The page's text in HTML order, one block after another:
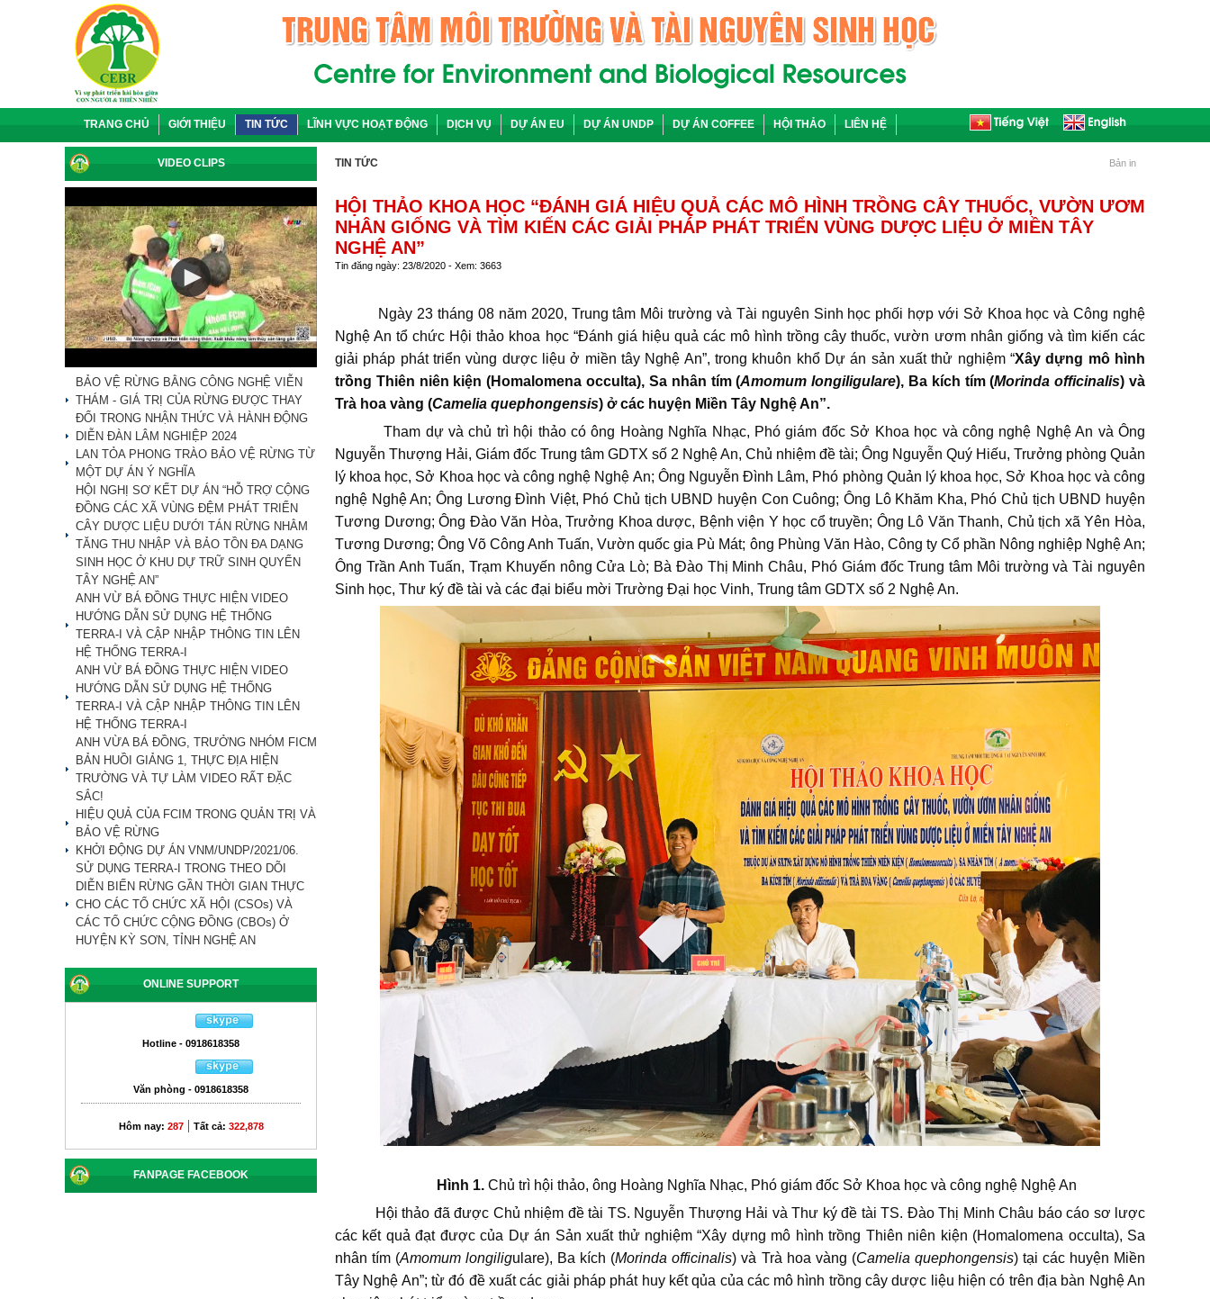
TRANG CHỦ GIỚI THIỆU TIN TỨC LĨNH VỰC HOẠT ĐỘNG DỊCH VỤ DỰ ÁN EU DỰ ÁN UNDP DỰ ÁN COFFEE HỘI THẢO LIÊN HỆ
VIDEO CLIPS
BẢO VỆ RỪNG BẰNG CÔNG NGHỆ VIỄN
THÁM - GIÁ TRỊ CỦA RỪNG ĐƯỢC THAY
ĐỔI TRONG NHẬN THỨC VÀ HÀNH ĐỘNG
DIỄN ĐÀN LÂM NGHIỆP 2024
LAN TỎA PHONG TRÀO BẢO VỆ RỪNG TỪ
MỘT DỰ ÁN Ý NGHĨA
HỘI NGHỊ SƠ KẾT DỰ ÁN “HỖ TRỢ CỘNG
ĐỒNG CÁC XÃ VÙNG ĐỆM PHÁT TRIỂN
CÂY DƯỢC LIỆU DƯỚI TÁN RỪNG NHẰM
TĂNG THU NHẬP VÀ BẢO TỒN ĐA DẠNG
SINH HỌC Ở KHU DỰ TRỮ SINH QUYỂN
TÂY NGHỆ AN”
ANH VỪ BÁ ĐỒNG THỰC HIỆN VIDEO
HƯỚNG DẪN SỬ DỤNG HỆ THỐNG
TERRA-I VÀ CẬP NHẬP THÔNG TIN LÊN
HỆ THỐNG TERRA-I
ANH VỪ BÁ ĐỒNG THỰC HIỆN VIDEO
HƯỚNG DẪN SỬ DỤNG HỆ THỐNG
TERRA-I VÀ CẬP NHẬP THÔNG TIN LÊN
HỆ THỐNG TERRA-I
ANH VỪA BÁ ĐỒNG, TRƯỞNG NHÓM FICM
BẢN HUỒI GIẢNG 1, THỰC ĐỊA HIỆN
TRƯỜNG VÀ TỰ LÀM VIDEO RẤT ĐẶC
SẮC!
HIỆU QUẢ CỦA FCIM TRONG QUẢN TRỊ VÀ
BẢO VỆ RỪNG
KHỞI ĐỘNG DỰ ÁN VNM/UNDP/2021/06.
SỬ DỤNG TERRA-I TRONG THEO DÕI
DIỄN BIẾN RỪNG GẦN THỜI GIAN THỰC
CHO CÁC TỔ CHỨC XÃ HỘI (CSOs) VÀ
CÁC TỔ CHỨC CỘNG ĐỒNG (CBOs) Ở
HUYỆN KỲ SƠN, TỈNH NGHỆ AN
ONLINE SUPPORT
Hotline - 0918618358
Văn phòng - 0918618358
Hôm nay: 287| Tất cả: 322,878
FANPAGE FACEBOOK
TIN TỨC Bản in
HỘI THẢO KHOA HỌC “ĐÁNH GIÁ HIỆU QUẢ CÁC MÔ HÌNH TRỒNG CÂY THUỐC, VƯỜN ƯƠM
NHÂN GIỐNG VÀ TÌM KIẾN CÁC GIẢI PHÁP PHÁT TRIỂN VÙNG DƯỢC LIỆU Ở MIỀN TÂY
NGHỆ AN”
Tin đăng ngày: 23/8/2020 - Xem: 3663
Ngày 23 tháng 08 năm 2020, Trung tâm Môi trường và Tài nguyên Sinh học phối hợp với Sở Khoa học và Công nghệ
Nghệ An tổ chức Hội thảo khoa học “Đánh giá hiệu quả các mô hình trồng cây thuốc, vườn ươm nhân giống và tìm kiến các
giải pháp phát triển vùng dược liệu ở miền tây Nghệ An”, trong khuôn khổ Dự án sản xuất thử nghiệm “Xây dựng mô hình
trồng Thiên niên kiện (Homalomena occulta), Sa nhân tím (Amomum longiligulare), Ba kích tím (Morinda officinalis) và
Trà hoa vàng (Camelia quephongensis) ở các huyện Miền Tây Nghệ An”.
Tham dự và chủ trì hội thảo có ông Hoàng Nghĩa Nhạc, Phó giám đốc Sở Khoa học và công nghệ Nghệ An và Ông
Nguyễn Thượng Hải, Giám đốc Trung tâm GDTX số 2 Nghệ An, Chủ nhiệm đề tài; Ông Nguyễn Quý Hiếu, Trưởng phòng Quản
lý khoa học, Sở Khoa học và công nghệ Nghệ An; Ông Nguyễn Đình Lâm, Phó phòng Quản lý khoa học, Sở Khoa học và công
nghệ Nghệ An; Ông Lương Đình Việt, Phó Chủ tịch UBND huyện Con Cuông; Ông Lô Khăm Kha, Phó Chủ tịch UBND huyện
Tương Dương; Ông Đào Văn Hòa, Trưởng Khoa dược, Bệnh viện Y học cổ truyền; Ông Lô Văn Thanh, Chủ tịch xã Yên Hòa,
Tương Dương; Ông Võ Công Anh Tuấn, Vườn quốc gia Pù Mát; ông Phùng Văn Hào, Công ty Cổ phần Nông nghiệp Nghệ An;
Ông Trần Anh Tuấn, Trạm Khuyến nông Cửa Lò; Bà Đào Thị Minh Châu, Phó Giám đốc Trung tâm Môi trường và Tài nguyên
Sinh học, Thư ký đề tài và các đại biểu mời Trường Đại học Vinh, Trung tâm GDTX số 2 Nghệ An.
Hình 1.Chủ trì hội thảo, ông Hoàng Nghĩa Nhạc, Phó giám đốc Sở Khoa học và công nghệ Nghệ An
Hội thảo đã được Chủ nhiệm đề tài TS. Nguyễn Thượng Hải và Thư ký đề tài TS. Đào Thị Minh Châu báo cáo sơ lược
các kết quả đạt được của Dự án Sản xuất thử nghiệm “Xây dựng mô hình trồng Thiên niên kiện (Homalomena occulta), Sa
nhân tím (Amomum longiligulare), Ba kích (Morinda officinalis) và Trà hoa vàng (Camelia quephongensis) tại các huyện Miền
Tây Nghệ An”; từ đó đề xuất các giải pháp phát huy kết qủa của các mô hình trồng cây dược liệu hiện có trên địa bàn Nghệ An